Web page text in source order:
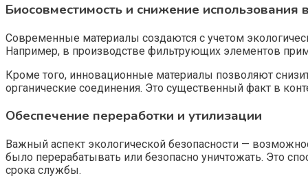
Биосовместимость и снижение использования
Современные материалы создаются с учетом
Например, в производстве фильтрующих элементов
Кроме того, инновационные материалы позволяют
органические соединения. Это существенный факт в
Обеспечение переработки и утилизации
Важный аспект экологической безопасности —
было перерабатывать или безопасно уничтожать. Это
срока службы.